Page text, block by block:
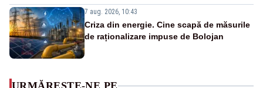
7 aug. 2026, 10:43
Criza din energie. Cine scapă de măsurile
de raționalizare impuse de Bolojan